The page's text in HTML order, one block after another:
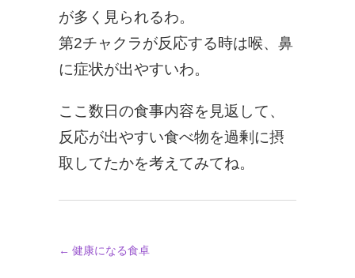
が多く見られるわ。
第2チャクラが反応する時は喉、鼻
に症状が出やすいわ。
ここ数日の食事内容を見返して、
反応が出やすい食べ物を過剰に摂
取してたかを考えてみてね。
← 健康になる食卓